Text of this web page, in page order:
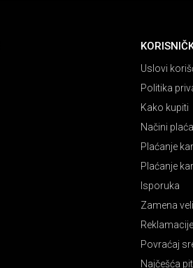
Uslovi
Politika
Kako kupiti
Načini
Plaćanje
Plaćanje
Isporuka
Zamena
Reklamacije
Povraćaj
Najčešća